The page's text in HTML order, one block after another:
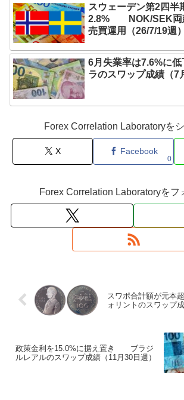
スウェーデン第2四半
2.8% NOK/SEK両
売買運用（26/7/19週）
6月失業率は7.6%に
ラのスワップ成績（7
Forex Correlation Laboratoryを
X Facebook
0
Forex Correlation Laboratoryをフ
スワポ合計額が元本
ォリントのスワップ
政策金利を15.0%に据え置き ブラジ
ルレアルのスワップ成績（11月30日週）